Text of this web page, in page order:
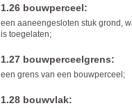
1.26 bouwperceel:
een aaneengesloten stuk grond,
is toegelaten;
1.27 bouwperceelgrens:
een grens van een bouwperceel;
1.28 bouwvlak: